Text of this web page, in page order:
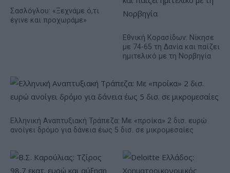
Σασλόγλου: «Ξεχνάμε ό,τι
έγινε και προχωράμε»
Εθνική Κορασίδων: Νίκησε
με 74-65 τη Δανία και παίζει
ημιτελικό με τη Νορβηγία
Ελληνική Αναπτυξιακή Τράπεζα: Με «προίκα» 2 δισ. ευρώ
ανοίγει δρόμο για δάνεια έως 5 δισ. σε μικρομεσαίες